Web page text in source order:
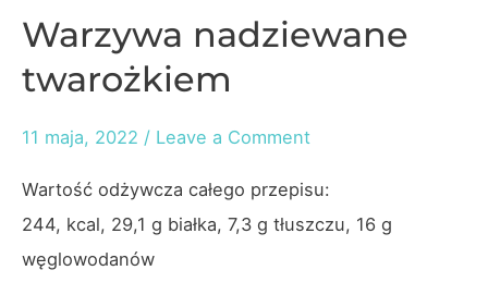
Warzywa nadziewane
twarożkiem
11 maja, 2022 / Leave a Comment
Wartość odżywcza całego przepisu:
244, kcal, 29,1 g białka, 7,3 g tłuszczu, 16 g
węglowodanów